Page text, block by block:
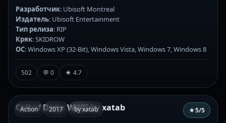
Разработчик: Ubisoft Montreal
Издатель: Ubisoft Entertainment
Тип релиза: RIP
Кряк: SKIDROW
ОС: Windows XP (32-Bit), Windows Vista, Windows 7, Windows 8
502 💬 0 ★ 4.7
Action 2017 by xatab
Call of Duty: WWII by xatab ★5/5